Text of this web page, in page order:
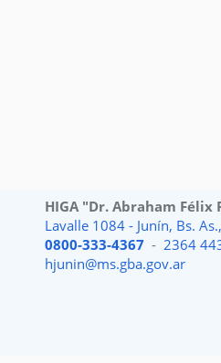
HIGA "Dr. Abraham Félix
Lavalle 1084 - Junín, Bs.
0800-333-4367 -2364
hjunin@ms.gba.gov.ar